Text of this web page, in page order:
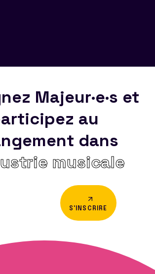
Majeur·e·s et
au
dans
musicale
S'INSCRIRE